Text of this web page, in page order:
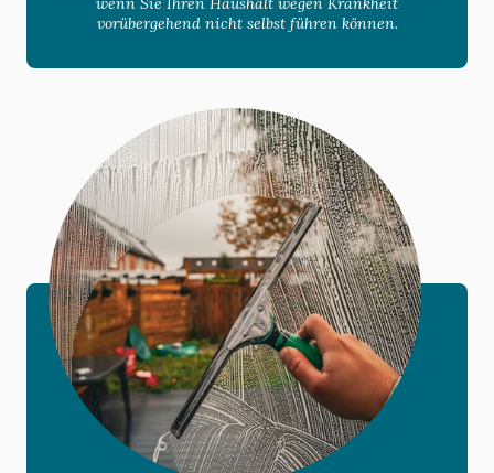
vorübergehend nicht selbst führen können.